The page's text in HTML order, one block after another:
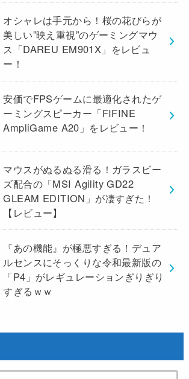
オシャレは手元から！桜の花びらが
美しい”映え重視”のゲーミングマウ
ス「DAREU EM901X」をレビュ
ー！
安価でFPSゲームに最適化されたゲ
ーミングスピーカー「FIFINE
AmpliGame A20」をレビュー！
マウスがぬるぬる滑る！ガラスビー
ズ配合の「MSI Agility GD22
GLEAM EDITION」が凄すぎた！
【レビュー】
『あの機能』が極悪すぎる！デュア
ルセンスにそっくりな令和最新版の
「P4」がレギュレーションぎりぎり
すぎるｗｗ